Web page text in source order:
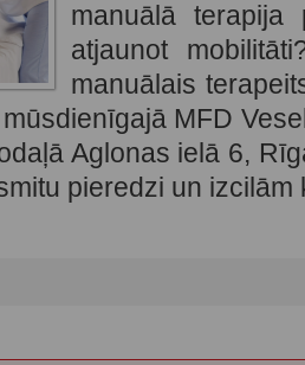
manuālā
atjaunot
manuālais
MFD
Aglonas ielā 6,
pieredzi un izcilām